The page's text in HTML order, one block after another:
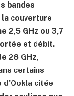
bandes
la couverture
2,5 GHz ou 3,7
et débit.
28 GHz,
certains
citée